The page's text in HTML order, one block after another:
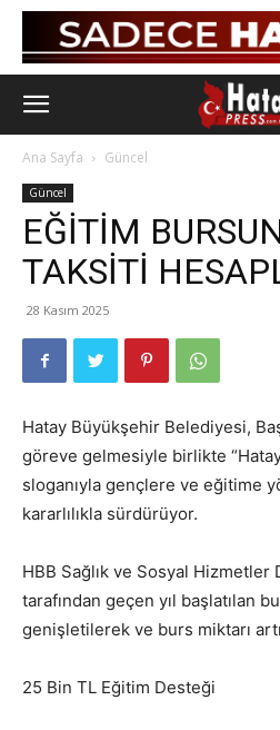
Ana Sayfa Güncel
Güncel
EĞİTİM
TAKSİTİ
28 Kasım 2025
Hatay Büyükşehir Belediyesi,
göreve gelmesiyle birlikte
sloganıyla gençlere ve eğitime
kararlılıkla sürdürüyor.
HBB Sağlık ve Sosyal Hizmetler
tarafından geçen yıl başlatılan
genişletilerek ve burs miktarı
25 Bin TL Eğitim Desteği